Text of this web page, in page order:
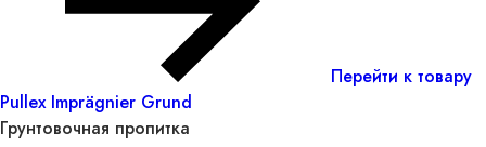
Перейти к товару
Pullex Imprägnier Grund
Грунтовочная пропитка